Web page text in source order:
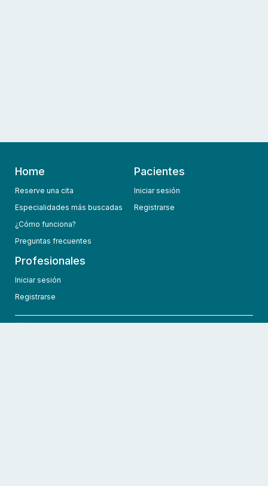
Home
Reserve una cita
Especialidades más buscadas
¿Cómo funciona?
Preguntas frecuentes
Pacientes
Iniciar sesión
Registrarse
Profesionales
Iniciar sesión
Registrarse